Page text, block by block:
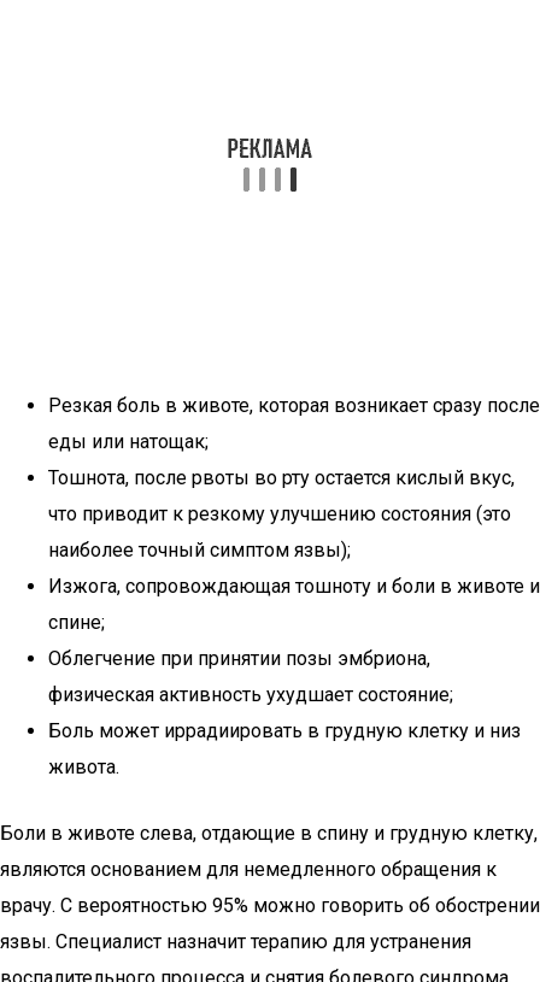
Резкая боль в животе, которая возникает сразу после
еды или натощак;
Тошнота, после рвоты во рту остается кислый вкус,
что приводит к резкому улучшению состояния (это
наиболее точный симптом язвы);
Изжога, сопровождающая тошноту и боли в животе и
спине;
Облегчение при принятии позы эмбриона,
физическая активность ухудшает состояние;
Боль может иррадиировать в грудную клетку и низ
живота.
Боли в животе слева, отдающие в спину и грудную клетку,
являются основанием для немедленного обращения к
врачу. С вероятностью 95% можно говорить об обострении
язвы. Специалист назначит терапию для устранения